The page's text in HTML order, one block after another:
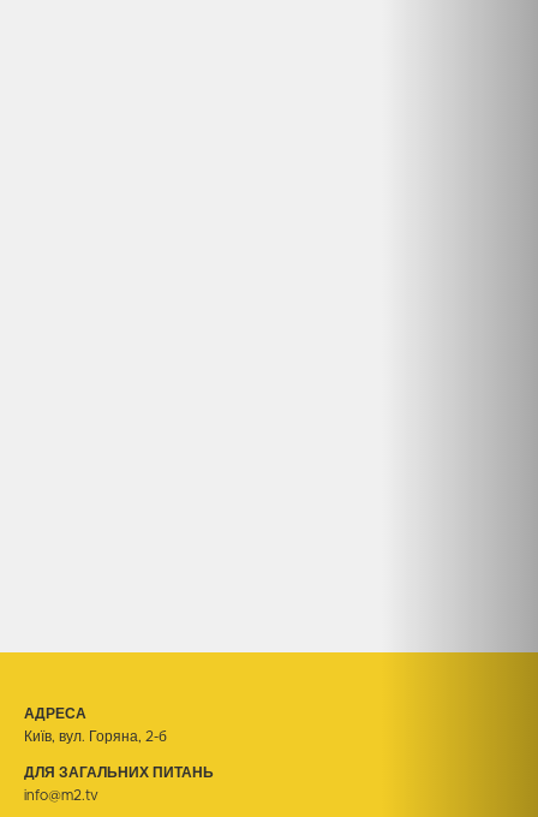
АДРЕСА
Київ, вул. Горяна, 2-б
ДЛЯ ЗАГАЛЬНИХ ПИТАНЬ
info@m2.tv